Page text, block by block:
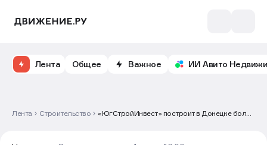
Лента Общее Важное ИИ Авито
Лента Строительство
«ЮгСтройИнвест» построит в Донецке более